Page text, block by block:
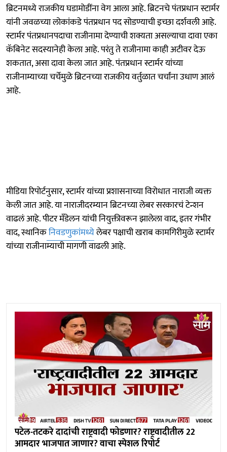
ब्रिटनमध्ये राजकीय घडामोडींना वेग आला आहे. ब्रिटनचे पंतप्रधान स्टार्मर
यांनी जवळच्या लोकांकडे पंतप्रधान पद सोडण्याची इच्छा दर्शवली आहे.
स्टार्मर पंतप्रधानपदाचा राजीनामा देण्याची शक्यता असल्याचा दावा एका
कॅबिनेट सदस्यानेही केला आहे. परंतु ते राजीनामा काही अटीवर देऊ
शकतात, असा दावा केला जात आहे. पंतप्रधान स्टार्मर यांच्या
राजीनाम्याच्या चर्चेमुळे ब्रिटनच्या राजकीय वर्तुळात चर्चांना उधाण आलं
आहे.
मीडिया रिपोर्टनुसार, स्टार्मर यांच्या प्रशासनाच्या विरोधात नाराजी व्यक्त
केली जात आहे. या नाराजीदरम्यान ब्रिटनच्या लेबर सरकारचं टेन्शन
वाढलं आहे. पीटर मँडेलन यांची नियुक्तीवरून झालेला वाद, इतर गंभीर
वाद, स्थानिकनिवडणुकांमध्येलेबर पक्षाची खराब कामगिरीमुळे स्टार्मर
यांच्या राजीनाम्याची मागणी वाढली आहे.
पटेल-तटकरे दादांची राष्ट्रवादी फोडणार? राष्ट्रवादीतील 22
आमदार भाजपात जाणार? वाचा स्पेशल रिपोर्ट